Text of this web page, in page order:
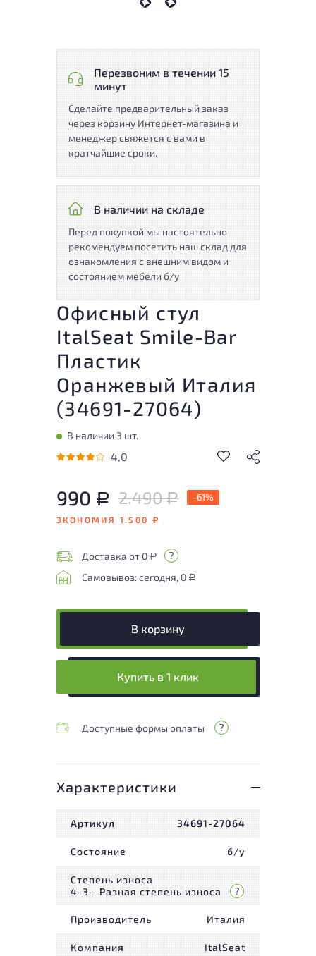
Перезвоним в течении 15
минут
Сделайте предварительный заказ
через корзину Интернет-магазина и
менеджер свяжется с вами в
кратчайшие сроки.
В наличии на складе
Перед покупкой мы настоятельно
рекомендуем посетить наш склад для
ознакомления с внешним видом и
состоянием мебели б/у
Офисный стул
ItalSeat Smile-Bar
Пластик
Оранжевый Италия
(34691-27064)
В наличии 3 шт.
4,0
990 Р 2.490Р -61%
ЭКОНОМИЯ 1.500 Р
Доставка от 0 Р
Самовывоз: сегодня, 0 Р
В корзину
Купить в 1 клик
Доступные формы оплаты
Характеристики
Артикул 34691-27064
Состояние б/у
Степень износа
4-3 - Разная степень износа
Производитель Италия
Компания ItalSeat